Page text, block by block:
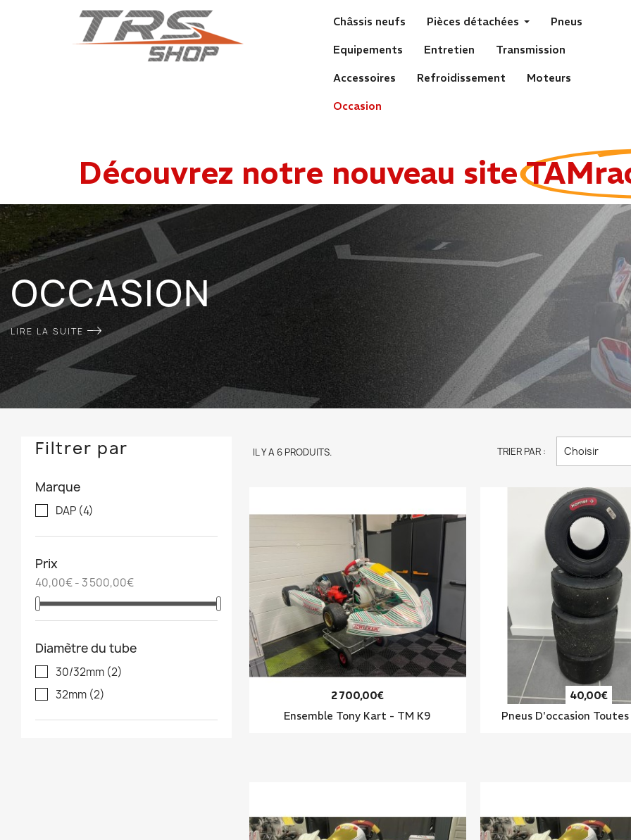
Châssis neufs Pièces détachées Pneus
Equipements Entretien Transmission
Accessoires Refroidissement Moteurs
Occasion
Découvrez notre nouveau site
OCCASION
LIRE LA SUITE
Filtrer par
Marque
DAP (4)
Prix
40,00€ - 3 500,00€
Diamètre du tube
30/32mm (2)
32mm (2)
IL Y A 6 PRODUITS. TRIER PAR : Choisir
2 700,00€
Ensemble Tony Kart - TM K9
40,00€
Pneus D'occasion